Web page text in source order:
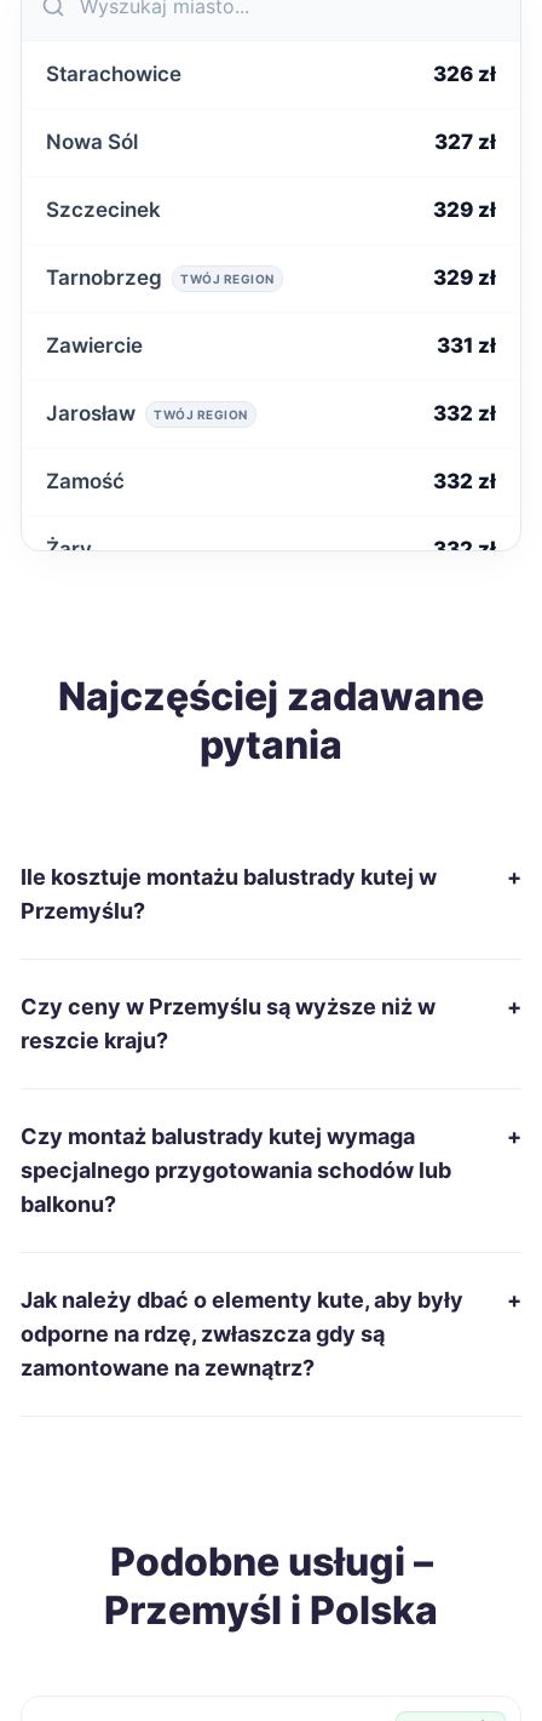
Starachowice 326 zł
Nowa Sól 327 zł
Szczecinek 329 zł
Tarnobrzeg TWÓJ REGION 329 zł
Zawiercie 331 zł
Jarosław TWÓJ REGION 332 zł
Zamość 332 zł
Żary 332 zł
Ostrowiec Świętokrzyski 333 zł
Ciechanów 335 zł
Zduńska Wola
Kwidzyn 338 zł
Ełk 339 zł
Leszno
Racibórz 340 zł
Najczęściej zadawane
pytania
Ile kosztuje montażu balustrady kutej w
Przemyślu?
+
Czy ceny w Przemyślu są wyższe niż w
reszcie kraju?
+
Czy montaż balustrady kutej wymaga
specjalnego przygotowania schodów lub
balkonu?
+
Jak należy dbać o elementy kute, aby były
odporne na rdzę, zwłaszcza gdy są
zamontowane na zewnątrz?
+
Podobne usługi –
Przemyśl i Polska